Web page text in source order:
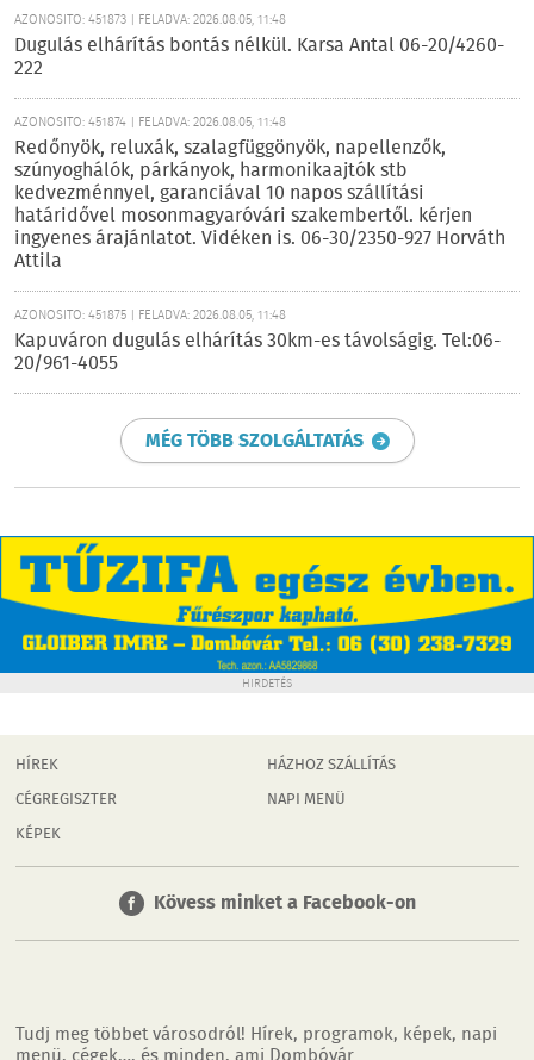
AZONOSÍTÓ: 451873 | FELADVA: 2026.08.05, 11:48
Dugulás elhárítás bontás nélkül. Karsa Antal 06-20/4260-
222
AZONOSÍTÓ: 451874 | FELADVA: 2026.08.05, 11:48
Redőnyök, reluxák, szalagfüggönyök, napellenzők,
szúnyoghálók, párkányok, harmonikaajtók stb
kedvezménnyel, garanciával 10 napos szállítási
határidővel mosonmagyaróvári szakembertől. kérjen
ingyenes árajánlatot. Vidéken is. 06-30/2350-927 Horváth
Attila
AZONOSÍTÓ: 451875 | FELADVA: 2026.08.05, 11:48
Kapuváron dugulás elhárítás 30km-es távolságig. Tel:06-
20/961-4055
MÉG TÖBB SZOLGÁLTATÁS
HIRDETÉS
HÍREK
CÉGREGISZTER
KÉPEK
HÁZHOZ SZÁLLÍTÁS
NAPI MENÜ
Kövess minket a Facebook-on
Tudj meg többet városodról! Hírek, programok, képek, napi